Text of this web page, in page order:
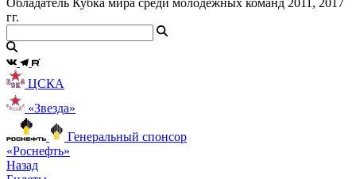
гг.
ЦСКА
«Звезда»
Генеральный спонсор
«Роснефть»
Назад